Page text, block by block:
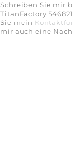
Schreiben Sie mir
TitanFactory
Sie mein
mir auch eine